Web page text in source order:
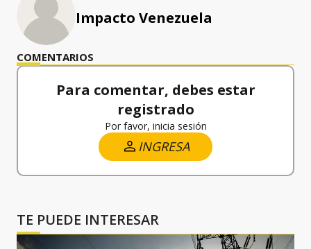
Impacto Venezuela
COMENTARIOS
Para comentar, debes estar
registrado
Por favor, inicia sesión
INGRESA
TE PUEDE INTERESAR